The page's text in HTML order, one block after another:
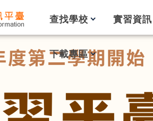
查找學校 實習資訊
下載專區